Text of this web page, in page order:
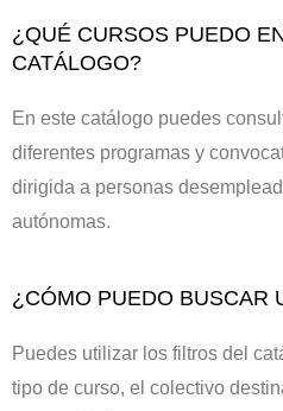
¿QUÉ CURSOS PUEDO
CATÁLOGO?
En este catálogo puedes
diferentes programas y
dirigida a personas
autónomas.
¿CÓMO PUEDO BUSCAR
Puedes utilizar los filtros del
tipo de curso, el colectivo